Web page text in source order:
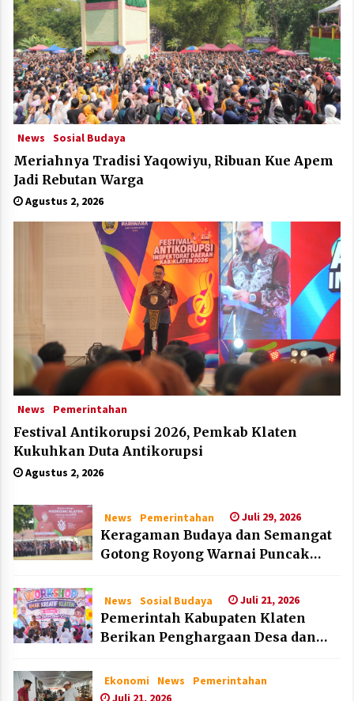
News Sosial Budaya
Meriahnya Tradisi Yaqowiyu, Ribuan Kue Apem
Jadi Rebutan Warga
Agustus 2, 2026
News Pemerintahan
Festival Antikorupsi 2026, Pemkab Klaten
Kukuhkan Duta Antikorupsi
Agustus 2, 2026
News Pemerintahan Juli 29, 2026
Keragaman Budaya dan Semangat
Gotong Royong Warnai Puncak
News Sosial Budaya Juli 21, 2026
Pemerintah Kabupaten Klaten
Berikan Penghargaan Desa dan
2026
Ekonomi News
Pemerintahan
Juli 21, 2026